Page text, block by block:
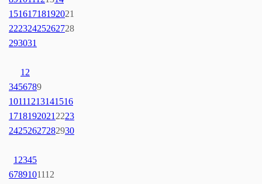
15161718192021
22232425262728
293031
1 2
3456789
10111213141516
1718192021 2223
24252627282930
1 2345
6789101112